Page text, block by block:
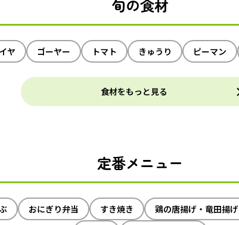
旬の食材
ヤ ゴーヤー トマト きゅうり ピーマン
食材をもっと見る
定番メニュー
おにぎり弁当 すき焼き 鶏の唐揚げ・竜田揚げ